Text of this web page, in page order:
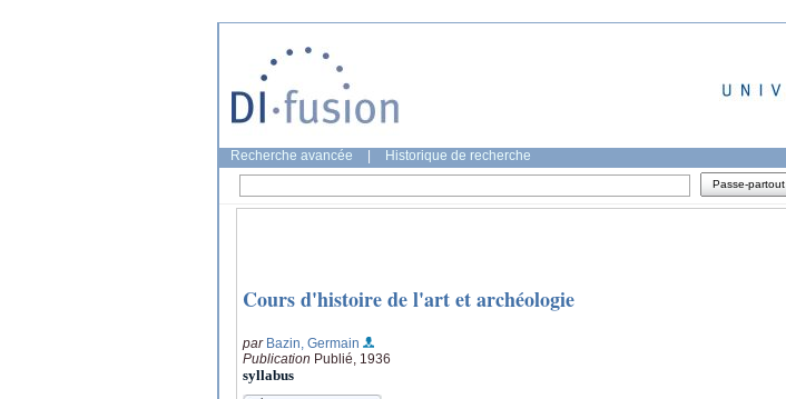
Recherche avancée Historique de recherche
Passe-partout
Cours d'histoire de l'art et archéologie
par Bazin, Germain
Publication Publié, 1936
syllabus